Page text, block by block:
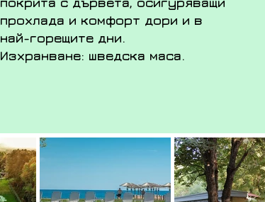
прохлада и комфорт дори и в
най-горещите дни.
Изхранване: шведска маса.